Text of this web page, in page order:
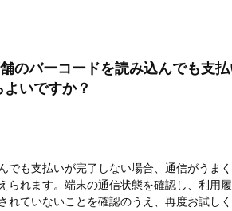
のバーコードを読み込んでも支
いですか？
でも支払いが完了しない場合、通信がうま
られます。端末の通信状態を確認し、利用
れていないことを確認のうえ、再度お試し